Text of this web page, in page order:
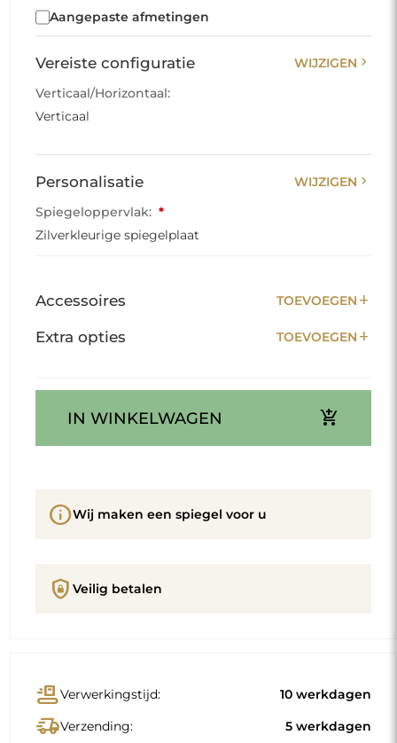
Aangepaste afmetingen
Vereiste configuratie WIJZIGEN chevron_right
Verticaal/Horizontaal:
Verticaal
Personalisatie WIJZIGEN chevron_right
Spiegeloppervlak: *
Zilverkleurige spiegelplaat
Accessoires TOEVOEGEN add
Extra opties TOEVOEGEN add
IN WINKELWAGEN add_shopping_cart
infoWij maken een spiegel voor u
shield_lock Veilig betalen
conveyor_beltVerwerkingstijd: 10 werkdagen
delivery_truck_speedVerzending: 5 werkdagen